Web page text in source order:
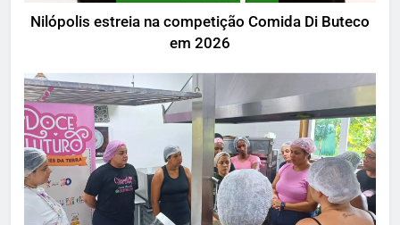
Nilópolis estreia na competição Comida Di Buteco
em 2026